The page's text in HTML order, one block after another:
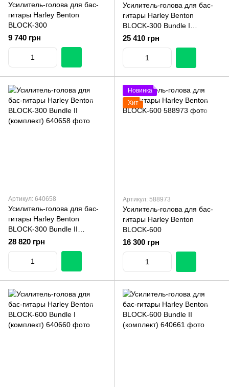
Усилитель-голова для бас-
гитары Harley Benton
BLOCK-300
9 740 грн
Усилитель-голова для бас-
гитары Harley Benton
BLOCK-300 Bundle I
(комплект)
25 410 грн
Артикул: 640658
Усилитель-голова для бас-
гитары Harley Benton
BLOCK-300 Bundle II
(комплект)
28 820 грн
Новинка
Хит
Артикул: 588973
Усилитель-голова для бас-
гитары Harley Benton
BLOCK-600
16 300 грн